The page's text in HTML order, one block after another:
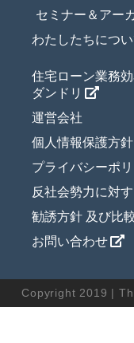
セミナー＆アー
わたしたちにつ
住宅ローン業務
ダンドリ
運営会社
個人情報保護方針
プライバシーポ
反社会勢力に対
勧誘方針 及び比
お問い合わせ
Copyright 2019 |